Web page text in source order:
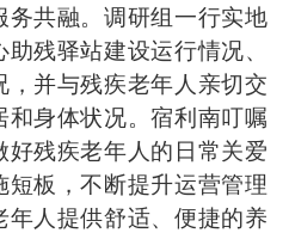
共融。调研组一行实地
残驿站建设运行情况、
并与残疾老年人亲切交
身体状况。宿利南叮嘱
残疾老年人的日常关爱
板，不断提升运营管理
人提供舒适、便捷的养